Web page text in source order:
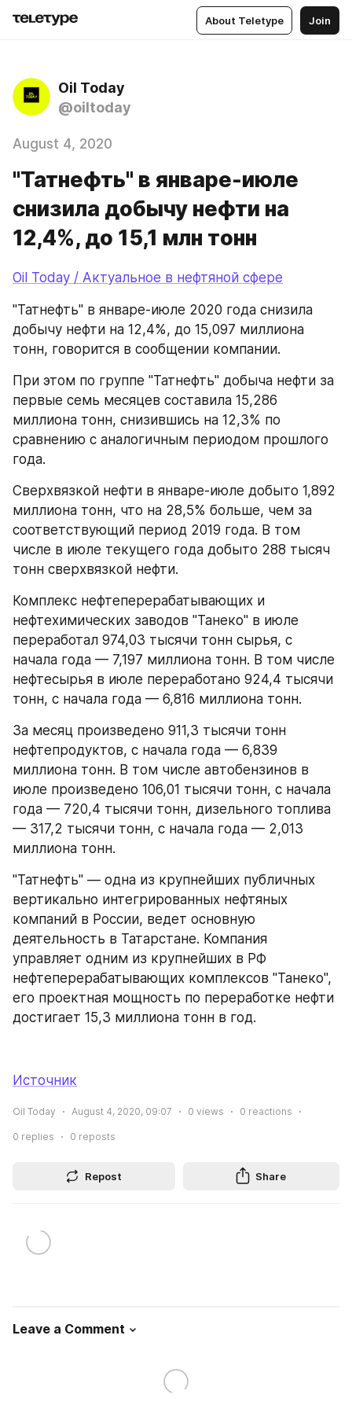
About Teletype Join
Oil Today
@oiltoday
August 4, 2020
"Татнефть" в январе-июле
снизила добычу нефти на
12,4%, до 15,1 млн тонн
Oil Today / Актуальное в нефтяной сфере
"Татнефть" в январе-июле 2020 года снизила
добычу нефти на 12,4%, до 15,097 миллиона
тонн, говорится в сообщении компании.
При этом по группе "Татнефть" добыча нефти за
первые семь месяцев составила 15,286
миллиона тонн, снизившись на 12,3% по
сравнению с аналогичным периодом прошлого
года.
Сверхвязкой нефти в январе-июле добыто 1,892
миллиона тонн, что на 28,5% больше, чем за
соответствующий период 2019 года. В том
числе в июле текущего года добыто 288 тысяч
тонн сверхвязкой нефти.
Комплекс нефтеперерабатывающих и
нефтехимических заводов "Танеко" в июле
переработал 974,03 тысячи тонн сырья, с
начала года — 7,197 миллиона тонн. В том числе
нефтесырья в июле переработано 924,4 тысячи
тонн, с начала года — 6,816 миллиона тонн.
За месяц произведено 911,3 тысячи тонн
нефтепродуктов, с начала года — 6,839
миллиона тонн. В том числе автобензинов в
июле произведено 106,01 тысячи тонн, с начала
года — 720,4 тысячи тонн, дизельного топлива
— 317,2 тысячи тонн, с начала года — 2,013
миллиона тонн.
"Татнефть" — одна из крупнейших публичных
вертикально интегрированных нефтяных
компаний в России, ведет основную
деятельность в Татарстане. Компания
управляет одним из крупнейших в РФ
нефтеперерабатывающих комплексов "Танеко",
его проектная мощность по переработке нефти
достигает 15,3 миллиона тонн в год.
Источник
Oil Today August 4, 2020, 09:07 0 views 0 reactions
0 replies 0 reposts
Repost Share
Leave a Comment